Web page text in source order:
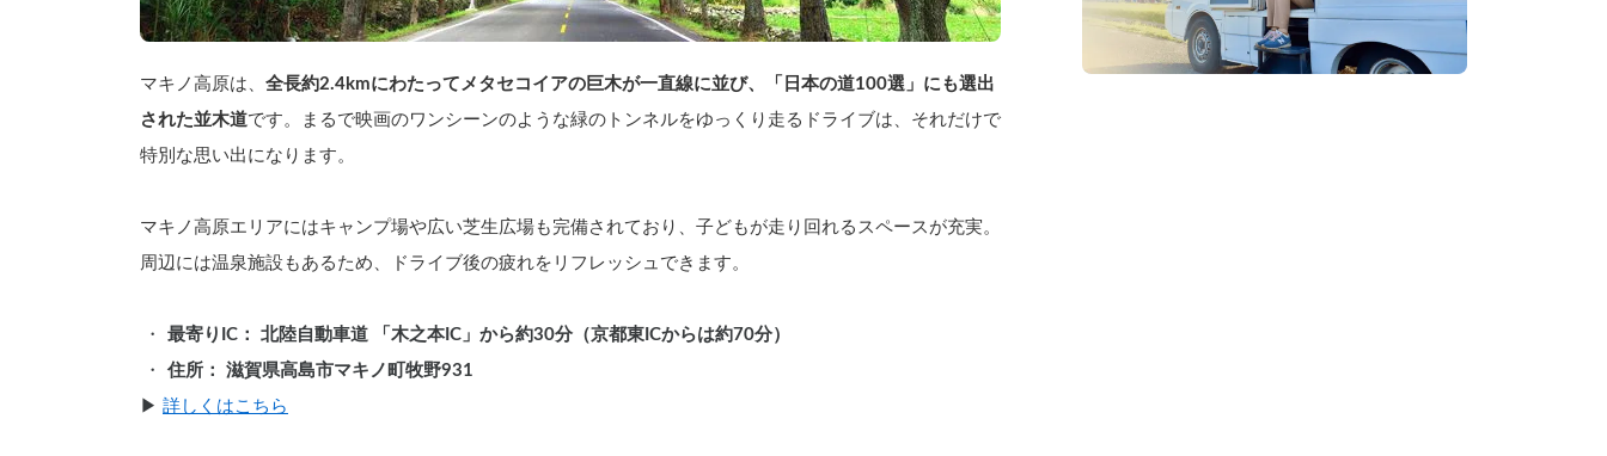
マキノ高原は、 全長約2.4kmにわたってメタセコイアの巨木が一直線に並び、「日本の道100選」にも選出
された並木道です。まるで映画のワンシーンのような緑のトンネルをゆっくり走るドライブは、それだけで
特別な思い出になります。
マキノ高原エリアにはキャンプ場や広い芝生広場も完備されており、子どもが走り回れるスペースが充実。
周辺には温泉施設もあるため、ドライブ後の疲れをリフレッシュできます。
最寄りIC： 北陸自動車道 「木之本IC」から約30分（京都東ICからは約70分）
住所： 滋賀県高島市マキノ町牧野931
▶︎ 詳しくはこちら